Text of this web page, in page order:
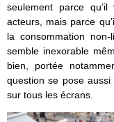
seulement parce
acteurs, mais parce
la consommation
semble inexorable
bien, portée
question se pose
sur tous les écrans.